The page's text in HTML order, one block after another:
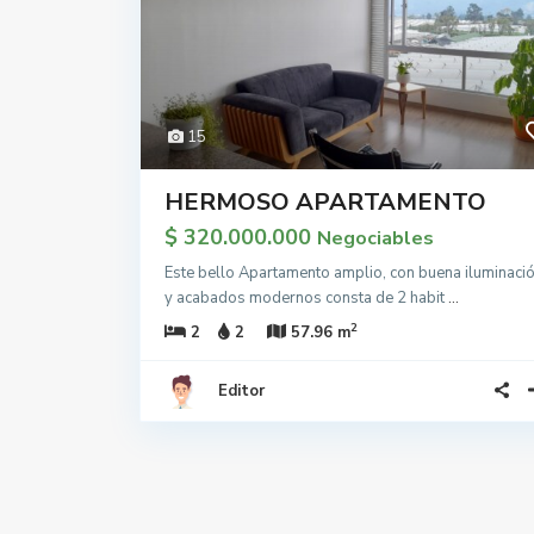
15
HERMOSO APARTAMENTO
$ 320.000.000 Negociables
Este bello Apartamento amplio, con buena
y acabados modernos consta de 2 habit...
2
2 57.96 m2
Editor